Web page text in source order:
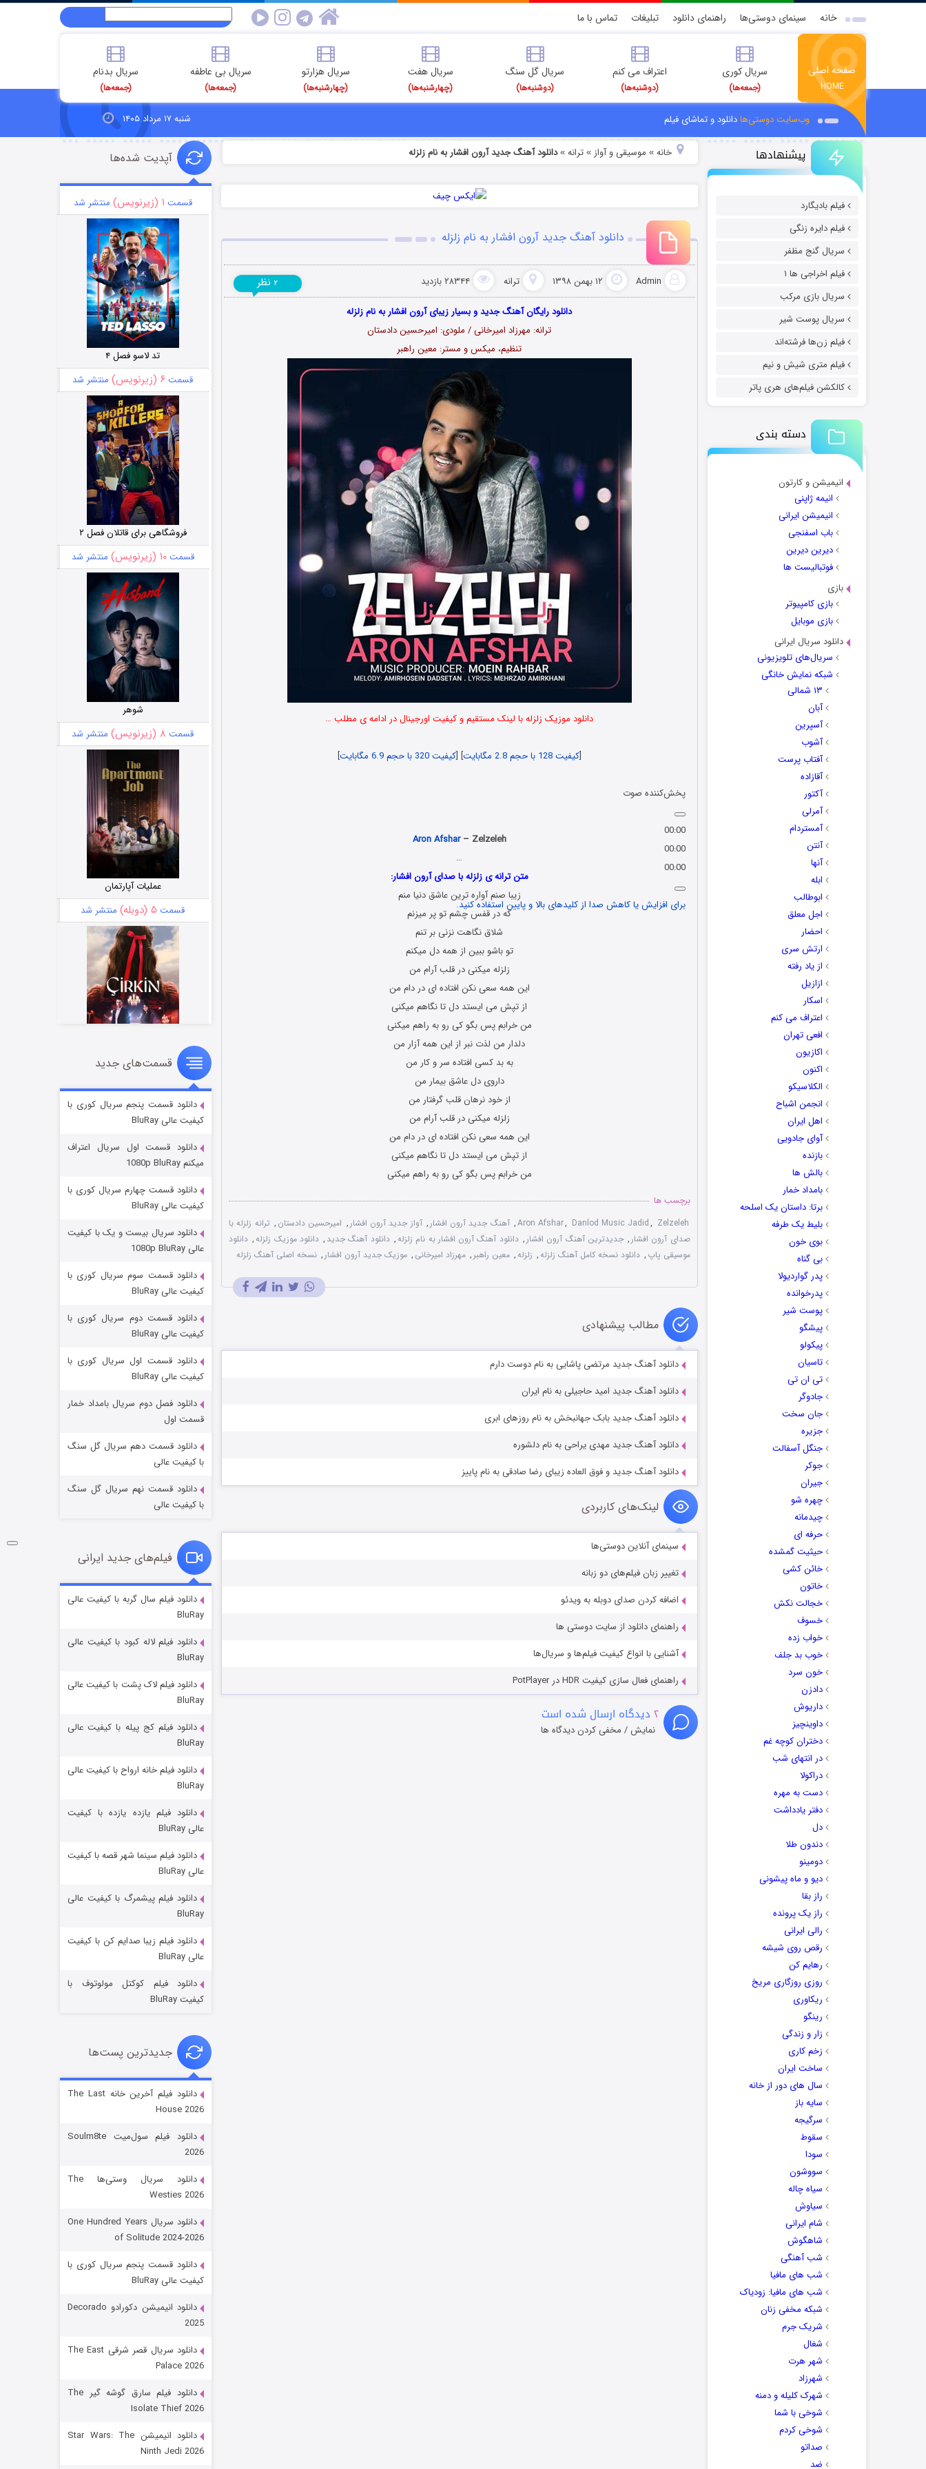
خانه سینمای دوستی‌ها راهنمای دانلود تبلیغات تماس با ما
صفحه اصلی
HOME
سریال کوری
(جمعه‌ها)
اعتراف می کنم
(دوشنبه‌ها)
سریال گل سنگ
(دوشنبه‌ها)
سریال هفت
(چهارشنبه‌ها)
سریال هزارتو
(چهارشنبه‌ها)
سریال بی عاطفه
(جمعه‌ها)
سریال بدنام
(جمعه‌ها)
وب‌سایت دوستی‌هادانلود و تماشای فیلم شنبه ۱۷ مرداد ۱۴۰۵
پیشنهادها
فیلم بادیگارد
فیلم دایره زنگی
سریال گنج مظفر
فیلم اخراجی ها ۱
سریال بازی مرکب
سریال پوست شیر
فیلم زن‌ها فرشته‌اند
فیلم متری شیش و نیم
کالکشن فیلم‌های هری پاتر
دسته بندی
انیمیشن و کارتون
انیمه ژاپنی
انیمیشن ایرانی
باب اسفنجی
دیرین دیرین
فوتبالیست ها
بازی
بازی کامپیوتر
بازی موبایل
دانلود سریال ایرانی
سریال‌های تلویزیونی
شبکه نمایش خانگی
۱۳ شمالی
آبان
آسپرین
آشوب
آفتاب پرست
آقازاده
آکتور
آمرلی
آمستردام
آنتن
آنها
ابله
ابوطالب
اجل معلق
احضار
ارتش سری
از یاد رفته
ازازیل
اسکار
اعتراف می کنم
افعی تهران
اکازیون
اکنون
الکلاسیکو
انجمن اشباح
اهل ایران
آوای جادویی
بازنده
بالش ها
بامداد خمار
برتا: داستان یک اسلحه
بلیط یک‌‌ طرفه
بوی خون
بی گناه
پدر گواردیولا
پدرخوانده
پوست شیر
پیشگو
پیکولو
تاسیان
تی ان تی
جادوگر
جان سخت
جزیره
جنگل آسفالت
جوکر
جیران
چهره شو
چیدمانه
حرفه ای
حیثیت گمشده
خائن کشی
خاتون
خجالت نکش
خسوف
خواب زده
خوب بد جلف
خون سرد
دادزن
داریوش
داوینچیز
دختران کوچه غم
در انتهای شب
دراکولا
دست به مهره
دفتر یادداشت
دل
دندون طلا
دومینو
دیو و ماه پیشونی
راز بقا
راز یک پرونده
رالی ایرانی
رقص روی شیشه
رهایم کن
روزی روزگاری مریخ
ریکاوری
رینگو
زار و زندگی
زخم کاری
ساخت ایران
سال های دور از خانه
سایه باز
سرگیجه
سقوط
سودا
سووشون
سیاه چاله
سیاوش
شام ایرانی
شاهگوش
شب آهنگی
شب های مافیا
شب های مافیا: زودیاک
شبکه مخفی زنان
شریک جرم
شغال
شهر هرت
شهرزاد
شهرک کلیله و دمنه
شوخی با شما
شوخی کردم
صداتو
ضد
خانه» موسیقی و آواز » ترانه»دانلود آهنگ جدید آرون افشار به نام زلزله
دانلود آهنگ جدید آرون افشار به نام زلزله
Admin ۱۲ بهمن ۱۳۹۸ ترانه ۲۸۳۴۴ بازدید ۲ نظر
دانلود رایگان آهنگ جدید و بسیار زیبای آرون افشار به نام زلزله
ترانه: مهرزاد امیرخانی / ملودی: امیرحسین دادستان
تنظیم، میکس و مستر: معین راهبر
دانلود موزیک زلزله با لینک مستقیم و کیفیت اورجینال در ادامه ی مطلب …
[کیفیت 128 با حجم 2.8 مگابایت ] [کیفیت 320 با حجم 6.9 مگابایت
]
پخش‌کننده صوت
00:00
00:00
00:00
برای افزایش یا کاهش صدا از کلیدهای بالا و پایین استفاده کنید.
Aron Afshar– Zelzeleh
…
متن ترانه ی زلزله با صدای آرون افشار:
زیبا صنم آواره ترین عاشق دنیا منم
که در قفس چشم تو پر میزنم
شلاق نگاهت نزنی بر تنم
تو باشو ببین از همه دل میکنم
زلزله میکنی در قلب آرام من
این همه سعی نکن افتاده ای در دام من
از تپش می ایستد دل تا نگاهم میکنی
من خرابم پس بگو کی رو به راهم میکنی
دلدار من لذت نبر از این همه آزار من
به بد کسی افتاده سر و کار من
داروی دل عاشق بیمار من
از خود نرهان قلب گرفتار من
زلزله میکنی در قلب آرام من
این همه سعی نکن افتاده ای در دام من
از تپش می ایستد دل تا نگاهم میکنی
من خرابم پس بگو کی رو به راهم میکنی
برچسب ها
Aron Afshar, Danlod Music Jadid, Zelzeleh
, آهنگ جدید آرون افشار , آواز جدید آرون افشار , امیرحسین دادستان , ترانه زلزله با
صدای آرون افشار , جدیدترین آهنگ آرون افشار , دانلود آهنگ آرون افشار به نام زلزله, دانلود آهنگ جدید , دانلود موزیک زلزله, دانلود
موسیقی پاپ , دانلود نسخه کامل آهنگ زلزله, زلزله, معین راهبر , مهرزاد امیرخانی , موزیک جدید آرون افشار , نسخه اصلی آهنگ زلزله
مطالب پیشنهادی
دانلود آهنگ جدید مرتضی پاشایی به نام دوست دارم
دانلود آهنگ جدید امید حاجیلی به نام ایران
دانلود آهنگ جدید بابک جهانبخش به نام روزهای ابری
دانلود آهنگ جدید مهدی یراحی به نام دلشوره
دانلود آهنگ جدید و فوق العاده زیبای رضا صادقی به نام پاییز
لینک‌های کاربردی
سینمای آنلاین دوستی‌ها
تغییر زبان فیلم‌های دو زبانه
اضافه کردن صدای دوبله به ویدئو
راهنمای دانلود از سایت دوستی ها
آشنایی با انواع کیفیت فیلم‌ها و سریال‌ها
راهنمای فعال سازی کیفیت HDR در PotPlayer
۲ دیدگاه ارسال شده است
نمایش / مخفی کردن دیدگاه ها
آپدیت شده‌ها
قسمت ۱ (زیرنویس) منتشر شد
تد لاسو فصل ۴
قسمت ۶ (زیرنویس) منتشر شد
فروشگاهی برای قاتلان فصل ۲
قسمت۱۰ (زیرنویس) منتشر شد
شوهر
قسمت ۸ (زیرنویس) منتشر شد
عملیات آپارتمان
قسمت ۵ (دوبله) منتشر شد
سریال زشت
قسمت۲ (زیرنویس) منتشر شد
مردگان متحرک: شهر مرده ۳
شکست استوارت در نجات جهان
قسمت ۷ (زیرنویس) منتشر شد
شوگر فصل ۲
قسمت
خاندان اژدها فصل ۳
جادوگری در مغولستان
قسمت
رویایی برای تو
قسمت
قسمت‌های جدید
دانلود قسمت پنجم سریال کوری با
کیفیت عالی BluRay
دانلود قسمت اول سریال اعتراف
میکنم 1080p BluRay
دانلود قسمت چهارم سریال کوری با
کیفیت عالی BluRay
دانلود سریال بیست و یک با کیفیت
عالی 1080p BluRay
دانلود قسمت سوم سریال کوری با
کیفیت عالی BluRay
دانلود قسمت دوم سریال کوری با
کیفیت عالی BluRay
دانلود قسمت اول سریال کوری با
کیفیت عالی BluRay
دانلود فصل دوم سریال بامداد خمار
قسمت اول
دانلود قسمت دهم سریال گل سنگ
با کیفیت عالی
دانلود قسمت نهم سریال گل سنگ
با کیفیت عالی
فیلم‌های جدید ایرانی
دانلود فیلم سال گربه با کیفیت عالی
BluRay
دانلود فیلم لاله کبود با کیفیت عالی
BluRay
دانلود فیلم لاک پشت با کیفیت عالی
BluRay
دانلود فیلم کج‌ پیله با کیفیت عالی
BluRay
دانلود فیلم خانه ارواح با کیفیت عالی
BluRay
دانلود فیلم یازده یازده با کیفیت
عالی BluRay
دانلود فیلم سینما شهر قصه با کیفیت
عالی BluRay
دانلود فیلم پیشمرگ با کیفیت عالی
BluRay
دانلود فیلم زیبا صدایم کن با کیفیت
عالی BluRay
دانلود فیلم کوکتل مولوتوف با
کیفیت BluRay
جدیدترین پست‌ها
دانلود فیلم آخرین خانه The Last
House 2026
دانلود فیلم سول‌میت Soulm8te
2026
دانلود سریال وستی‌ها The
Westies 2026
دانلود سریال One Hundred Years
of Solitude 2024-2026
دانلود قسمت پنجم سریال کوری با
کیفیت عالی BluRay
دانلود انیمیشن دکورادو Decorado
2025
دانلود سریال قصر شرقی The East
Palace 2026
دانلود فیلم سارق گوشه گیر The
Isolate Thief 2026
دانلود انیمیشن Star Wars: The
Ninth Jedi 2026